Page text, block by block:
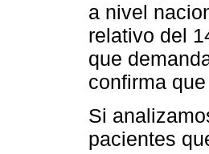
a nivel
relativo del
que
confirma
Si
pacientes